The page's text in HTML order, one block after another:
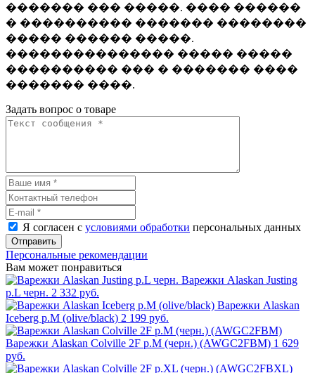
������� ��� �����. ���� ������
� ���������� ������� ��������
����� ������ �����.
��������������� ����� �����
���������� ��� � ������� ����
������� ����.
Задать вопрос о товаре
Я согласен с условиями обработки персональных данных
Отправить
Персональные рекомендации
Вам может понравиться
Варежки Alaskan Justing
р.L черн. 2 332 руб.
Варежки Alaskan
Iceberg р.М (olive/black) 2 199 руб.
Варежки Alaskan Colville 2F р.M (черн.) (AWGC2FВM) 1 629
руб.